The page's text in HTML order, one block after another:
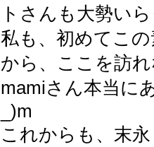
トさんも大勢い
私も、初めてこ
から、ここを訪
mamiさん本当に
_)m
これからも、末